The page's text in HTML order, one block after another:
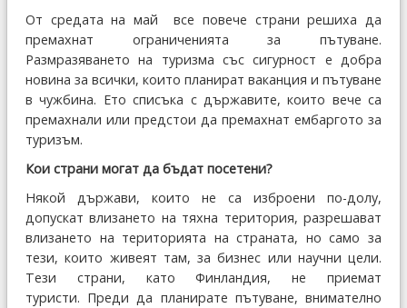
От средата на май все повече страни решиха да
премахнат ограниченията за пътуване.
Размразяването на туризма със сигурност е добра
новина за всички, които планират ваканция и пътуване
в чужбина. Ето списъка с държавите, които вече са
премахнали или предстои да премахнат ембаргото за
туризъм.
Кои страни могат да бъдат посетени?
Някой държави, които не са изброени по-долу,
допускат влизането на тяхна територия, разрешават
влизането на територията на страната, но само за
тези, които живеят там, за бизнес или научни цели.
Тези страни, като Финландия, не приемат
туристи. Преди да планирате пътуване, внимателно